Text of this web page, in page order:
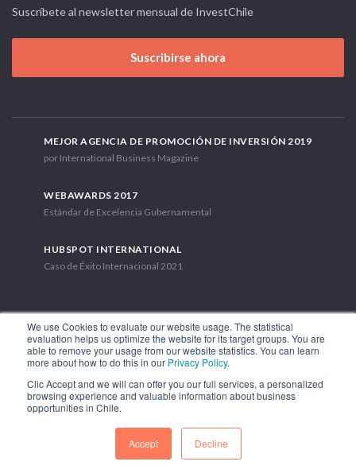
We use Cookies to evaluate our website usage. The statistical
evaluation helps us optimize the website for its target groups. You are
able to remove your usage from our website statistics. You can learn
more about how to do this in our Privacy Policy.
Clic Accept and we will can offer you our full services, a personalized
browsing experience and valuable information about business
opportunities in Chile.
Accept Decline
Suscríbete al newsletter mensual de InvestChile
Suscribirse ahora
MEJOR AGENCIA DE PROMOCIÓN DE INVERSIÓN 2019
por International Business Magazine
WEBAWARDS 2017
Estándar de Excelencia Gubernamental
HUBSPOT INTERNATIONAL
Caso de Éxito Internacional 2021
Av. Libertador Bernardo O'Higgins 1449, Torre 7, Piso 15. Santiago,
Teléfono: (56-2) 2663 9211
SÍGUENOS